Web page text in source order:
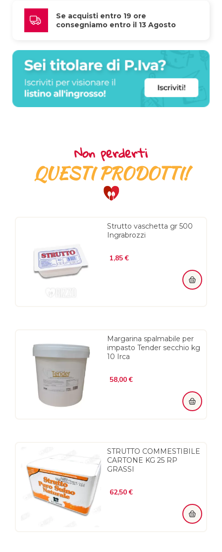
Se acquisti entro 19 ore
consegniamo entro il 13 Agosto
Non perderti
QUESTI PRODOTTI!
Strutto vaschetta gr 500
Ingrabrozzi
1,85 €
Margarina spalmabile per
impasto Tender secchio kg
10 Irca
58,00 €
STRUTTO COMMESTIBILE
CARTONE KG 25 RP
GRASSI
62,50 €